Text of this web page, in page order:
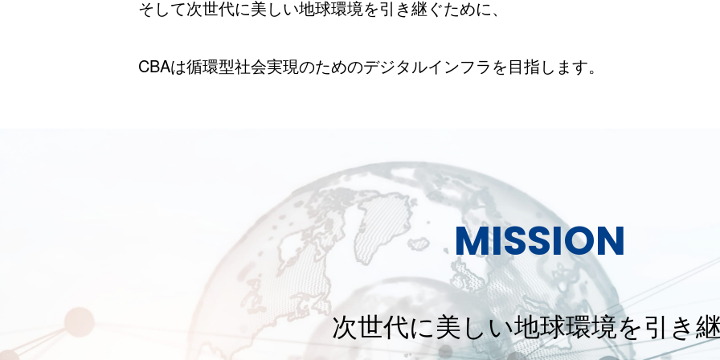
そして次世代に美しい地球環境を引き継ぐために、
CBAは循環型社会実現のためのデジタルインフラを目指します。
MISSION
次世代に美しい地球環境を引き